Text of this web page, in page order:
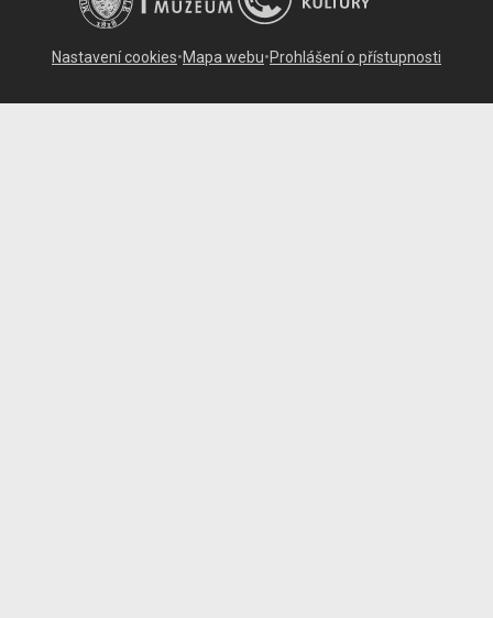
Nastavení cookies•Mapa webu•Prohlášení o přístupnosti